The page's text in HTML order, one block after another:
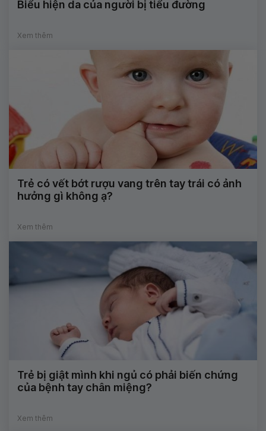
Biểu hiện da của người bị tiểu đường
Xem thêm
Trẻ có vết bớt rượu vang trên tay trái có ảnh
hưởng gì không ạ?
Xem thêm
Trẻ bị giật mình khi ngủ có phải biến chứng
của bệnh tay chân miệng?
Xem thêm